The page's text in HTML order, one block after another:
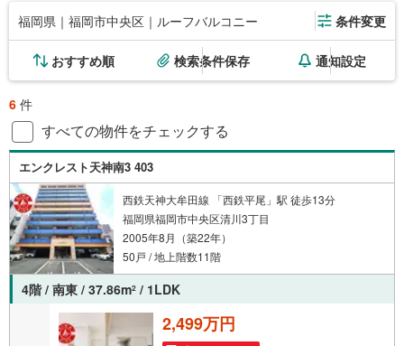
福岡県｜福岡市中央区｜ルーフバルコニー 条件変更
おすすめ順 検索条件保存 通知設定
6 件
すべての物件をチェックする
エンクレスト天神南3 403
西鉄天神大牟田線 「西鉄平尾」駅 徒歩13分
福岡県福岡市中央区清川3丁目
2005年8月（築22年）
50戸 / 地上階数11階
4階 / 南東 / 37.86m2 / 1LDK
2,499万円